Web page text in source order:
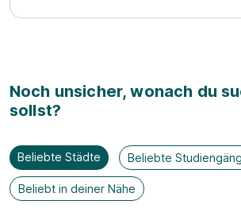
Noch unsicher, wonach du
sollst?
Beliebte Städte Beliebte
Beliebt in deiner Nähe